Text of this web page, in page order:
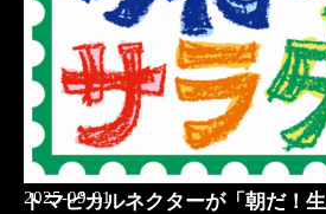
2025-09-01
トマピカルネクターが「朝だ！